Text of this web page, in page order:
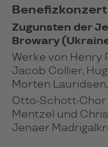
Benefizkonzert
Zugunsten der
Browary
Werke von Henry
Jacob Collier,
Morten
Otto-Schott-Chor
Mentzel und
Jenaer